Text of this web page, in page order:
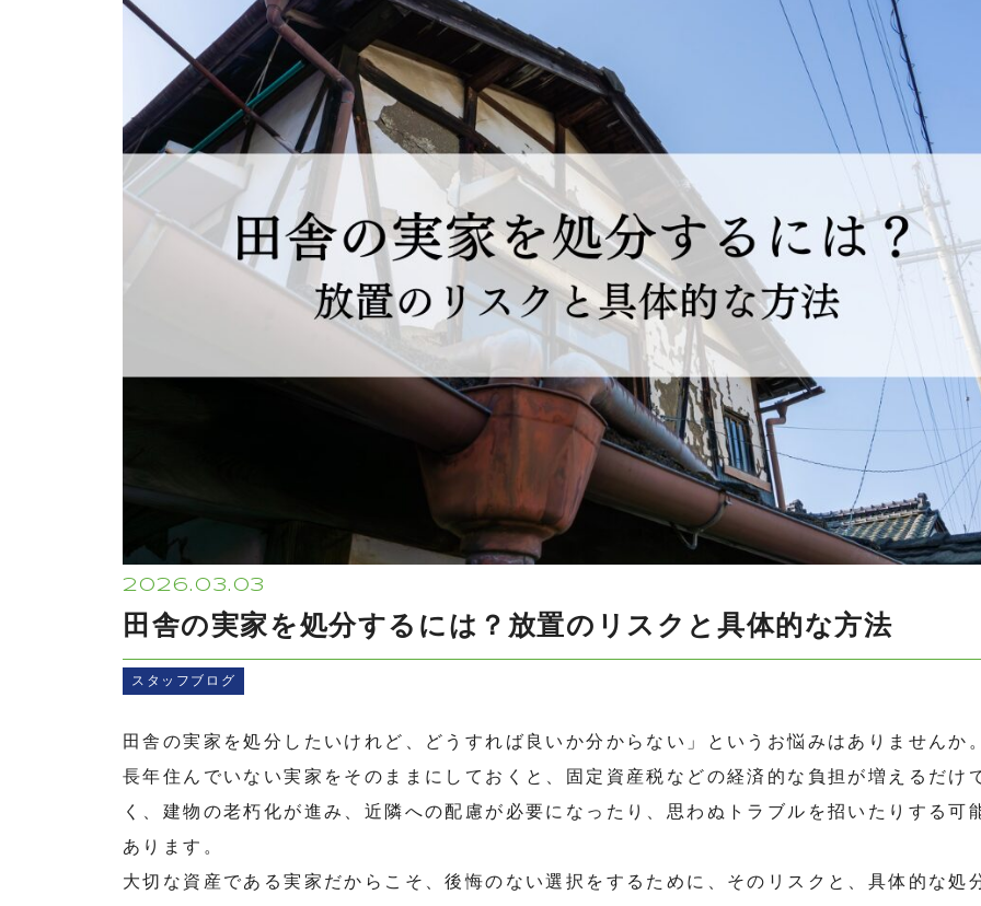
2026.03.03
田舎の実家を処分するには？放置のリスクと具体的な方法
スタッフブログ
田舎の実家を処分したいけれど、どうすれば良いか分からない」というお悩みはありませんか。
長年住んでいない実家をそのままにしておくと、固定資産税などの経済的な負担が増えるだけ
く、建物の老朽化が進み、近隣への配慮が必要になったり、思わぬトラブルを招いたりする可
あります。
大切な資産である実家だからこそ、後悔のない選択をするために、そのリスクと、具体的な処